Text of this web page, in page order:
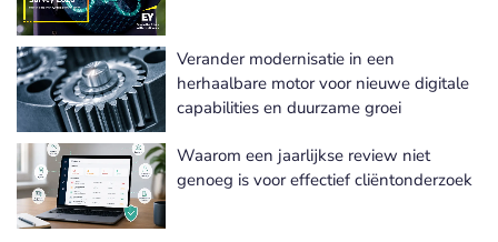
Verander modernisatie in een
herhaalbare motor voor nieuwe digitale
capabilities en duurzame groei
Waarom een jaarlijkse review niet
genoeg is voor effectief cliëntonderzoek